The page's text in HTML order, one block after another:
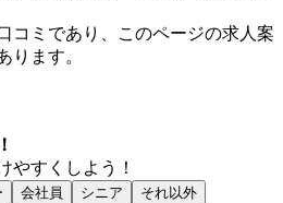
コミであり、このページの求人案
ります。
やすくしよう！
会社員 シニア
それ以外